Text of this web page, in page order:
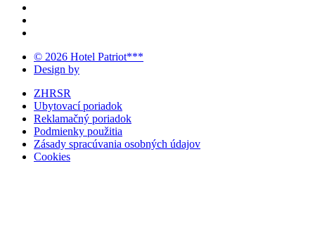
© 2026 Hotel Patriot***
Design by
ZHRSR
Ubytovací poriadok
Reklamačný poriadok
Podmienky použitia
Zásady spracúvania osobných údajov
Cookies